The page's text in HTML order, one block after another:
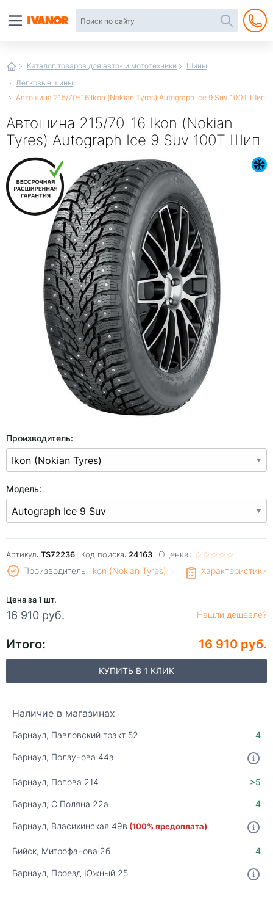
Каталог товаров для авто- и мототехники
Шины
Легковые шины
Автошина 215/70-16 Ikon (Nokian Tyres) Autograph Ice 9 Suv 100T Шип
Автошина 215/70-16 Ikon (Nokian
Tyres) Autograph Ice 9 Suv 100T Шип
Производитель:
Модель:
Артикул: TS72236 Код поиска: 24163 Оценка: ☆☆☆☆☆
★★★★★
Характеристики
Производитель: Ikon (Nokian Tyres)
Цена за 1 шт.
16 910 руб. Нашли дешевле?
Итого: 16 910 руб.
КУПИТЬ В 1 КЛИК
Наличие в магазинах
Барнаул, Павловский тракт 52
4
Барнаул, Ползунова 44а
Барнаул, Попова 214
>5
Барнаул, С.Поляна 22а
4
Барнаул, Власихинская 49в (100% предоплата)
Бийск, Митрофанова 2б
4
Барнаул, Проезд Южный 25
интернет-